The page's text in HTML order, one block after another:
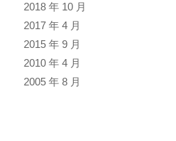
2018 年 10 月
2017 年 4 月
2015 年 9 月
2010 年 4 月
2005 年 8 月